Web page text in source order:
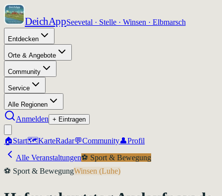
DeichAppSeevetal · Stelle · Winsen · Elbmarsch
Entdecken
Orte & Angebote
Community
Service
Alle Regionen
Anmelden + Eintragen
🏠Start🗺️KarteRadar💬Community👤Profil
Alle Veranstaltungen⚽ Sport & Bewegung
⚽ Sport & BewegungWinsen (Luhe)